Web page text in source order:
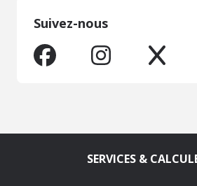
Suivez-nous
SERVICES &